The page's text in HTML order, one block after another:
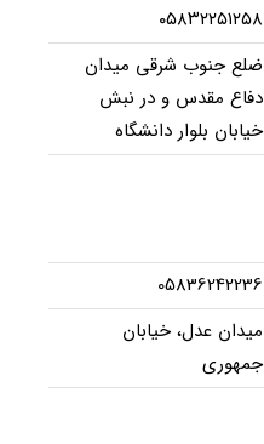
۰۵۸۳۲۲۵۱۲۵۸
ضلع جنوب شرقی میدان
دفاع مقدس و در نبش
خیابان بلوار دانشگاه
05836242236
میدان عدل، خیابان
جمهوری